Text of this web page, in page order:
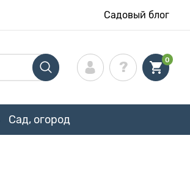
Садовый блог
0
Сад, огород